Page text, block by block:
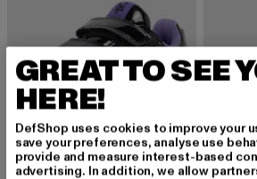
GREAT TO SEE
HERE!
DefShop uses cookies to improve your
save your preferences, analyse use
provide and measure interest-based
advertising. In addition, we allow